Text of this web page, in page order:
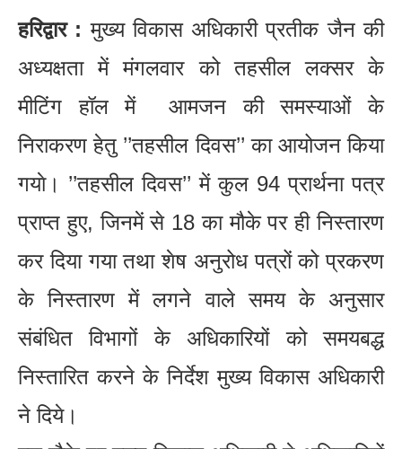
हरिद्वार : मुख्य विकास अधिकारी प्रतीक जैन की
अध्यक्षता में मंगलवार को तहसील लक्सर के
मीटिंग हॉल में आमजन की समस्याओं के
निराकरण हेतु ’’तहसील दिवस’’ का आयोजन किया
गयाे। ’’तहसील दिवस’’ में कुल 94 प्रार्थना पत्र
प्राप्त हुए, जिनमें से 18 का मौके पर ही निस्तारण
कर दिया गया तथा शेष अनुरोध पत्रों को प्रकरण
के निस्तारण में लगने वाले समय के अनुसार
संबंधित विभागों के अधिकारियों को समयबद्ध
निस्तारित करने के निर्देश मुख्य विकास अधिकारी
ने दिये।